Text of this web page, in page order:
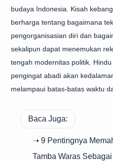
budaya Indonesia. Kisah
berharga tentang bagaimana
pengorganisasian diri dan
sekalipun dapat menemukan
tengah modernitas politik.
pengingat abadi akan
melampaui batas-batas waktu
Baca Juga:
➝ 9 Pentingnya
Tamba Waras